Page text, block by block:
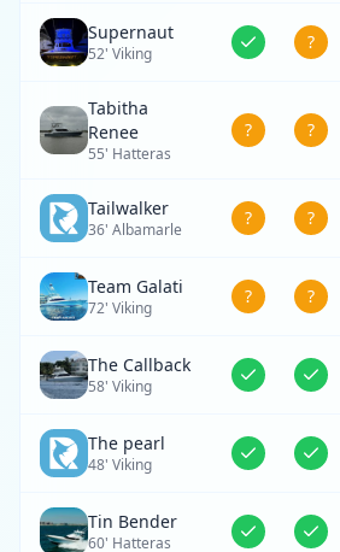
Supernaut
52' Viking
?
Tabitha
Renee
55' Hatteras
? ?
Tailwalker
36' Albamarle
? ?
Team Galati
72' Viking
? ?
The Callback
58' Viking
The pearl
48' Viking
Tin Bender
60' Hatteras